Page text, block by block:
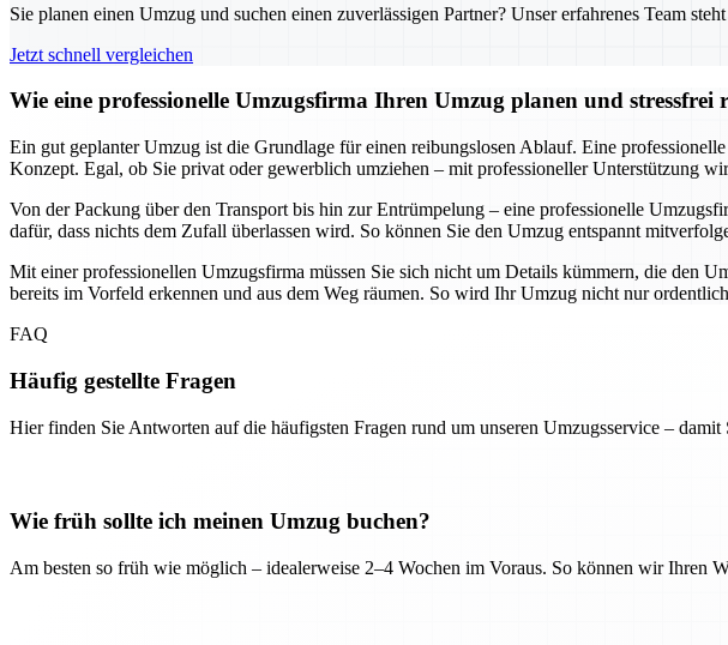
Sie planen einen Umzug und suchen einen zuverlässigen Partner? Unser erfahrenes Team
Jetzt schnell vergleichen
Wie eine professionelle Umzugsfirma Ihren Umzug planen und stressfrei
Ein gut geplanter Umzug ist die Grundlage für einen reibungslosen Ablauf. Eine
Konzept. Egal, ob Sie privat oder gewerblich umziehen – mit professioneller Unterstützung
Von der Packung über den Transport bis hin zur Entrümpelung – eine professionelle
dafür, dass nichts dem Zufall überlassen wird. So können Sie den Umzug entspannt
Mit einer professionellen Umzugsfirma müssen Sie sich nicht um Details kümmern, die den
bereits im Vorfeld erkennen und aus dem Weg räumen. So wird Ihr Umzug nicht nur
FAQ
Häufig gestellte Fragen
Hier finden Sie Antworten auf die häufigsten Fragen rund um unseren Umzugsservice – damit
Wie früh sollte ich meinen Umzug buchen?
Am besten so früh wie möglich – idealerweise 2–4 Wochen im Voraus. So können wir Ihren